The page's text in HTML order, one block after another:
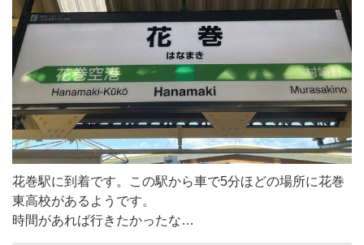
花巻駅に到着です。この駅から車で5分ほどの場所に花巻
東高校があるようです。
時間があれば行きたかったな…